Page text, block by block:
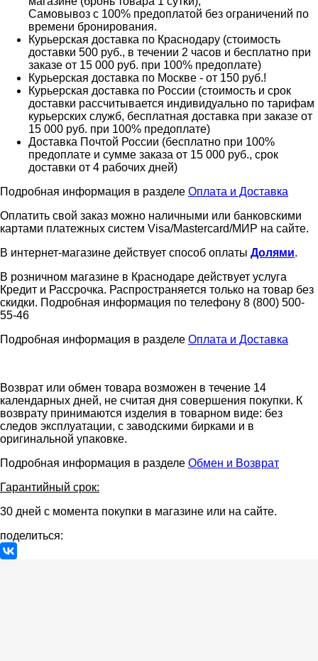
Самовывоз с 100% предоплатой без ограничений по
времени бронирования.
Курьерская доставка по Краснодару (стоимость
доставки 500 руб., в течении 2 часов и бесплатно при
заказе от 15 000 руб. при 100% предоплате)
Курьерская доставка по Москве - от 150 руб.!
Курьерская доставка по России (стоимость и срок
доставки рассчитывается индивидуально по тарифам
курьерских служб, бесплатная доставка при заказе от
15 000 руб. при 100% предоплате)
Доставка Почтой России (бесплатно при 100%
предоплате и сумме заказа от 15 000 руб., срок
доставки от 4 рабочих дней)
Подробная информация в разделе Оплата и Доставка
Оплатить свой заказ можно наличными или банковскими
картами платежных систем Visa/Mastercard/МИР на сайте.
В интернет-магазине действует способ оплаты Долями.
В розничном магазине в Краснодаре действует услуга
Кредит и Рассрочка. Распространяется только на товар без
скидки. Подробная информация по телефону 8 (800) 500-
55-46
Подробная информация в разделе Оплата и Доставка
Возврат или обмен товара возможен в течение 14
календарных дней, не считая дня совершения покупки. К
возврату принимаются изделия в товарном виде: без
следов эксплуатации, с заводскими бирками и в
оригинальной упаковке.
Подробная информация в разделе Обмен и Возврат
Гарантийный срок:
30 дней с момента покупки в магазине или на сайте.
поделиться: